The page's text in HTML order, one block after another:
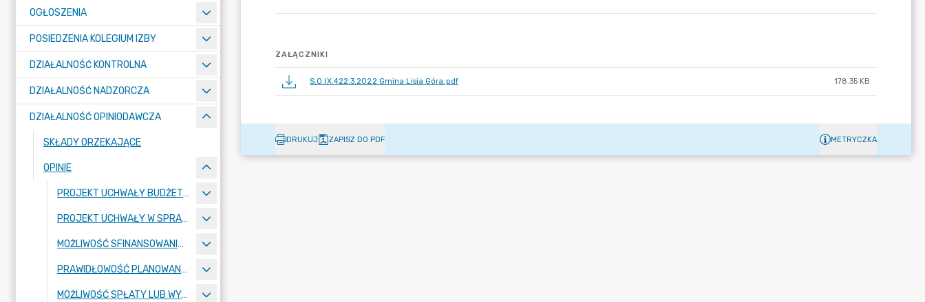
OGŁOSZENIA
POSIEDZENIA KOLEGIUM IZBY
DZIAŁALNOŚĆ KONTROLNA
DZIAŁALNOŚĆ NADZORCZA
DZIAŁALNOŚĆ OPINIODAWCZA
SKŁADY ORZEKAJĄCE
OPINIE
PROJEKT UCHWAŁY BUDŻETOWEJ
PROJEKT UCHWAŁY W SPRAWIE WIELOLETNIEJ PROGNOZY FINANSOWEJ
MOŻLIWOŚĆ SFINANSOWANIA DEFICYTU
PRAWIDŁOWOŚĆ PLANOWANEJ KWOTY DŁUGU (ART. 230 UST. 4 UOFP)
MOŻLIWOŚĆ SPŁATY LUB WYKUPU ZOBOWIĄZAŃ
ZAŁĄCZNIKI
S.O.IX.422.3.2022 Gmina Lisia Góra.pdf 178.35 KB
DRUKUJ ZAPISZ DO PDF METRYCZKA